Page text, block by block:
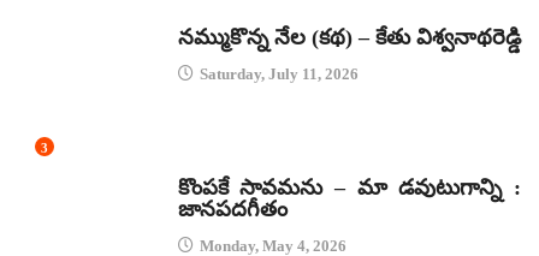
నమ్ముకొన్న నేల (కథ) – కేతు విశ్వనాథరెడ్డి
Saturday, July 11, 2026
3
కొంపకే సావమను – మా డవుటుగాన్ని :
జానపదగీతం
Monday, May 4, 2026